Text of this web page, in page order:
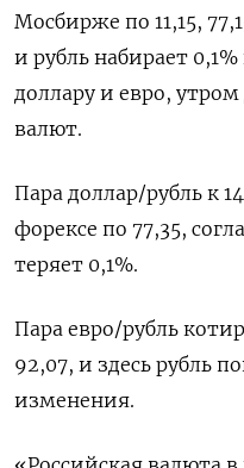
Мосбирже по 11,15,
и рубль набирает
доллару ​и евро,
валют.
Пара доллар/рубль к
форексе по ‌77,35,
теряет 0,1%.
Пара евро/рубль
92,07, и здесь рубль
изменения.